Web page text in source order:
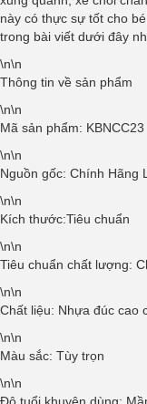
này có thực sự tốt cho
trong bài viết dưới đây
\n\n
Thông tin về sản phẩm
\n\n
Mã sản phẩm: KBNCC23
\n\n
Nguồn gốc: Chính Hãng
\n\n
Kích thước:Tiêu chuẩn
\n\n
Tiêu chuẩn chất lượng:
\n\n
Chất liệu: Nhựa đúc cao
\n\n
Màu sắc: Tùy trọn
\n\n